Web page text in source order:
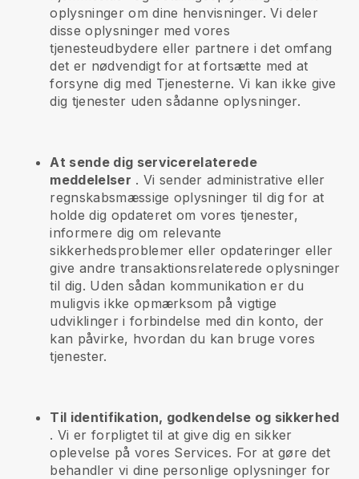
oplysninger om dine henvisninger. Vi deler
disse oplysninger med vores
tjenesteudbydere eller partnere i det omfang
det er nødvendigt for at fortsætte med at
forsyne dig med Tjenesterne. Vi kan ikke give
dig tjenester uden sådanne oplysninger.
At sende dig servicerelaterede
meddelelser . Vi sender administrative eller
regnskabsmæssige oplysninger til dig for at
holde dig opdateret om vores tjenester,
informere dig om relevante
sikkerhedsproblemer eller opdateringer eller
give andre transaktionsrelaterede oplysninger
til dig. Uden sådan kommunikation er du
muligvis ikke opmærksom på vigtige
udviklinger i forbindelse med din konto, der
kan påvirke, hvordan du kan bruge vores
tjenester.
Til identifikation, godkendelse og sikkerhed
. Vi er forpligtet til at give dig en sikker
oplevelse på vores Services. For at gøre det
behandler vi dine personlige oplysninger for